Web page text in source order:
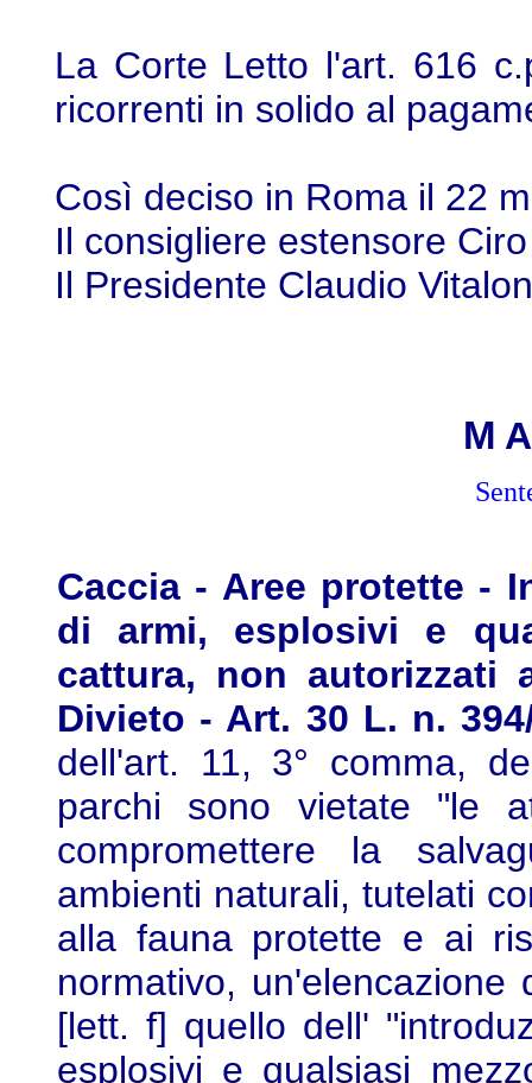
La Corte Letto l'art. 616
ricorrenti in solido al
Così deciso in Roma il 22
Il consigliere estensore
Il Presidente Claudio
M
Caccia - Aree protette -
di armi, esplosivi e
cattura, non autorizzati
Divieto - Art. 30 L. n.
dell'art. 11, 3° comma,
parchi sono vietate "le
compromettere la
ambienti naturali, tutelati
alla fauna protette e ai
normativo,
[lett. f] quello dell'
esplosivi e qualsiasi